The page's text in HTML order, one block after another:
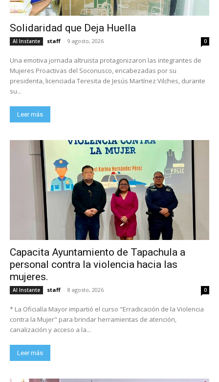
Solidaridad que Deja Huella
Al Instante staff - 9 agosto, 2026 0
Una emotiva jornada altruista protagonizaron las integrantes de
Mujeres Proactivas del Soconusco, encabezadas por su
presidenta, licenciada Teresita de Jesús Martínez Vilches, durante
su...
Leer más
Capacita Ayuntamiento de Tapachula a
personal contra la violencia hacia las
mujeres.
Al Instante staff - 8 agosto, 2026 0
* La Oficialía Mayor impartió el curso "Erradicación de la Violencia
contra la Mujer" para brindar herramientas de atención,
canalización y acceso a la...
Leer más